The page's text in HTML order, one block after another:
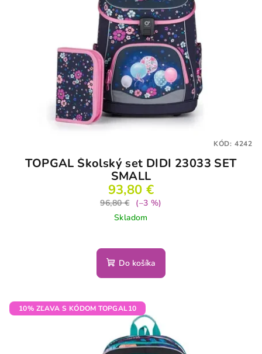
TOPGAL Školský set DIDI 23033 SET
SMALL
93,80 €
96,80 €
(–3 %)
Skladom
Do košíka
KÓD: 4242
10% ZĽAVA S KÓDOM TOPGAL10